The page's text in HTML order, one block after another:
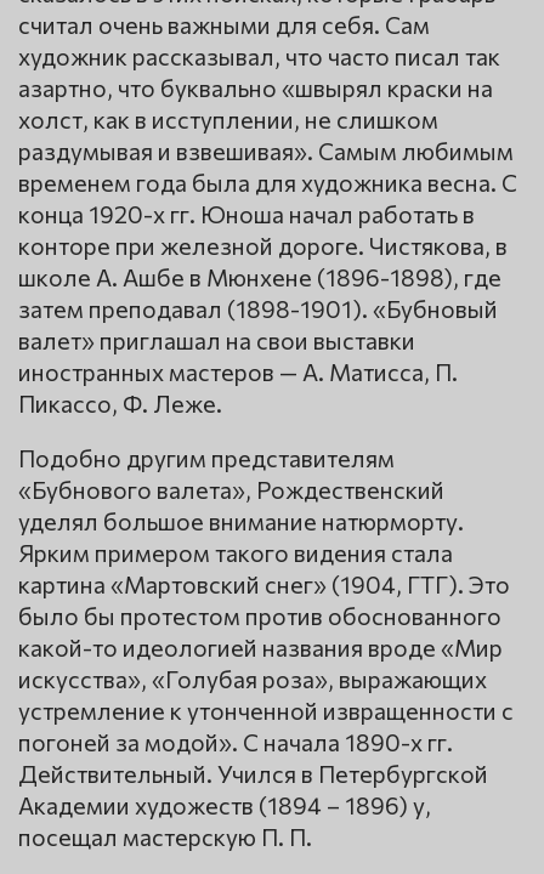
считал очень важными для себя. Сам
художник рассказывал, что часто писал так
азартно, что буквально «швырял краски на
холст, как в исступлении, не слишком
раздумывая и взвешивая». Самым любимым
временем года была для художника весна. С
конца 1920-х гг. Юноша начал работать в
конторе при железной дороге. Чистякова, в
школе А. Ашбе в Мюнхене (1896-1898), где
затем преподавал (1898-1901). «Бубновый
валет» приглашал на свои выставки
иностранных мастеров — А. Матисса, П.
Пикассо, Ф. Леже.
Подобно другим представителям
«Бубнового валета», Рождественский
уделял большое внимание натюрморту.
Ярким примером такого видения стала
картина «Мартовский снег» (1904, ГТГ). Это
было бы протестом против обоснованного
какой-то идеологией названия вроде «Мир
искусства», «Голубая роза», выражающих
устремление к утонченной извращенности с
погоней за модой». С начала 1890-х гг.
Действительный. Учился в Петербургской
Академии художеств (1894 – 1896) у,
посещал мастерскую П. П.